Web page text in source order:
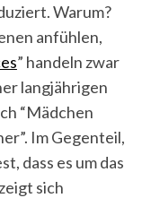
Warum?
anfühlen,
” handeln zwar
langjährigen
“Mädchen
Im Gegenteil,
dass es um das
sich